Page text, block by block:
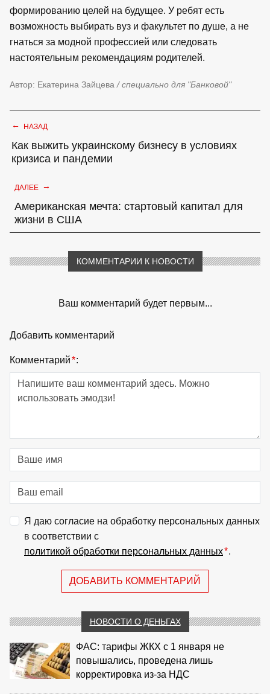
формированию целей на будущее. У ребят есть
возможность выбирать вуз и факультет по душе, а не
гнаться за модной профессией или следовать
настоятельным рекомендациям родителей.
Автор: Екатерина Зайцева / специально для "Банковой"
← НАЗАД
Как выжить украинскому бизнесу в условиях
кризиса и пандемии
ДАЛЕЕ →
Американская мечта: стартовый капитал для
жизни в США
КОММЕНТАРИИ К НОВОСТИ
Ваш комментарий будет первым...
Добавить комментарий
Комментарий*:
Я даю согласие на обработку персональных данных
в соответствии с
политикой обработки персональных данных*.
ДОБАВИТЬ КОММЕНТАРИЙ
НОВОСТИ О ДЕНЬГАХ
ФАС: тарифы ЖКХ с 1 января не
повышались, проведена лишь
корректировка из‑за НДС